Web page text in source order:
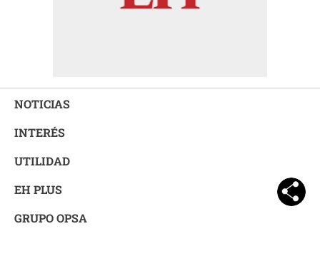
NOTICIAS
INTERÉS
UTILIDAD
EH PLUS
GRUPO OPSA